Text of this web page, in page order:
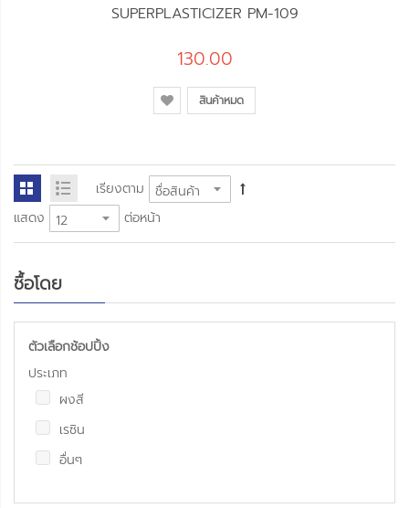
SUPERPLASTICIZER PM-109
130.00
สินค้าหมด
เรียงตาม
แสดง
ต่อหน้า
ซื้อโดย
ตัวเลือกช้อปปิ้ง
ประเภท
ผงสี
เรซิน
อื่นๆ